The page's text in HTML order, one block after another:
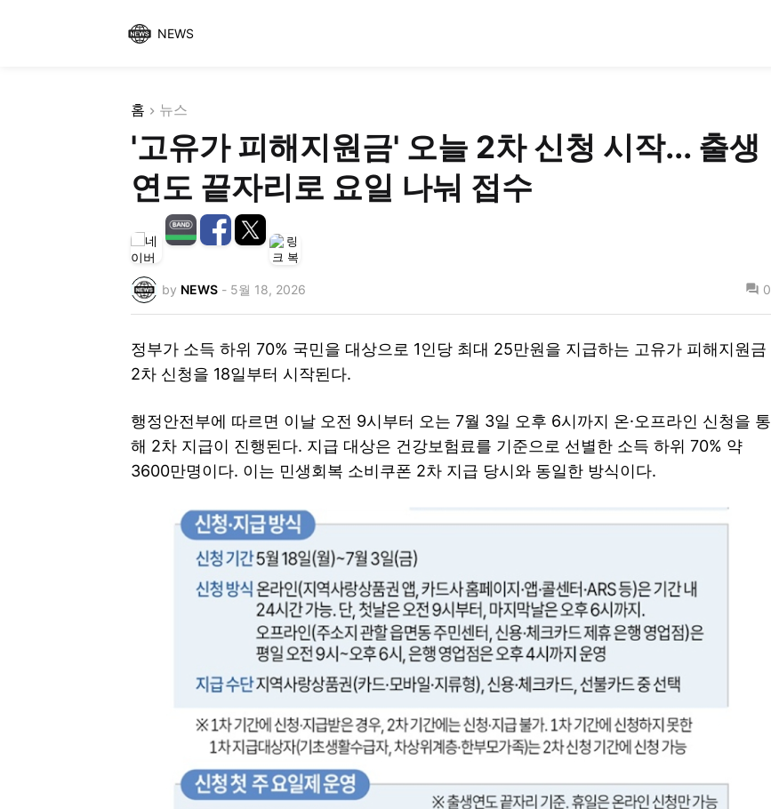
NEWS
홈 뉴스
'고유가 피해지원금' 오늘 2차 신청 시작... 출생
연도 끝자리로 요일 나눠 접수
by NEWS - 5월 18, 2026 0
정부가 소득 하위 70% 국민을 대상으로 1인당 최대 25만원을 지급하는 고유가 피해지원금
2차 신청을 18일부터 시작된다.
행정안전부에 따르면 이날 오전 9시부터 오는 7월 3일 오후 6시까지 온·오프라인 신청을 통
해 2차 지급이 진행된다. 지급 대상은 건강보험료를 기준으로 선별한 소득 하위 70% 약
3600만명이다. 이는 민생회복 소비쿠폰 2차 지급 당시와 동일한 방식이다.